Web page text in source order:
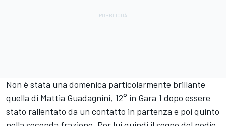
Non è stata una domenica particolarmente brillante
quella di Mattia Guadagnini, 12° in Gara 1 dopo essere
stato rallentato da un contatto in partenza e poi quinto